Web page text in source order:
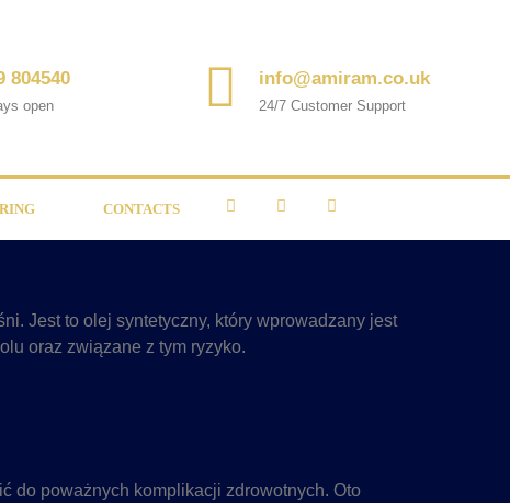
804540
open
info@amiram.co.uk
24/7 Customer Support
CONTACTS
Jest to olej syntetyczny, który wprowadzany jest
oraz związane z tym ryzyko.
do poważnych komplikacji zdrowotnych. Oto